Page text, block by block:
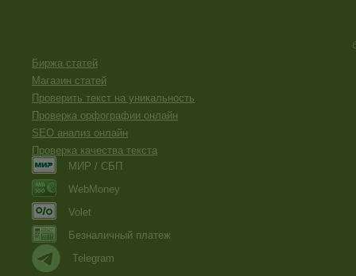
Биржа статей
Магазин статей
Проверить текст на уникальность
Проверка орфографии онлайн
SEO анализ онлайн
Проверка качества текста
МИР / СБП
WebMoney
Volet
Безналичный платеж
Telegram